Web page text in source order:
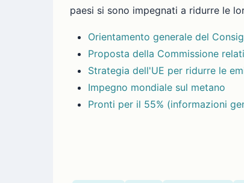
paesi si sono impegnati a ridurre le
Orientamento generale del
Proposta della Commissione
Strategia dell'UE per ridurre le
Impegno mondiale sul metano
Pronti per il 55% (informazioni